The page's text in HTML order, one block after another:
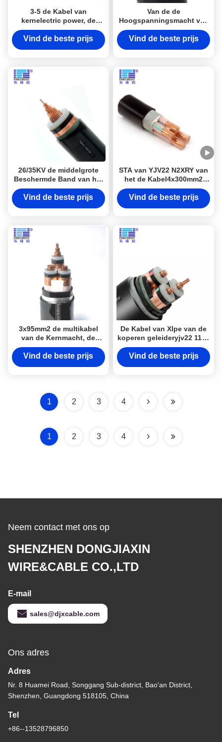
3-5 de Kabel van
kernelectric power, de
Gepantserde 10mm Kabel
van 0.6/1kv
Vind de beste prijs
Van de de
Hoogspanningsmacht van
YJV22/YJV Hv van het de
Kabelstaal de Riem
Vind de beste prijs
26/35KV de middelgrote
Beschermde Band van het
de Kabelkoper YJV22 van
de Voltagemacht
Vind de beste prijs
STA van YJV22 N2XRY van
het de Kabel4x300mm2
Staal van de Laag
Voltagemacht Vrij de Band
Vind de beste prijs
3x95mm2 de multikabel
van de Kernmacht, de
Gepantserde Xlpe Kabel
van 8.7/15KV
Vind de beste prijs
De Kabel van Xlpe van de
koperen geleideryjv22 11kv
3 Kern voor Bouw
Vind de beste prijs
1 2 3 4
1 2 3 4
Neem contact met ons op
SHENZHEN DONGJIAXIN
WIRE&CABLE CO.,LTD
E-mail
sales@djxcable.com
Ons adres
Adres
Nr. 8 Huamei Road, Songgang Sub-district, Bao'an District,
Shenzhen, Guangdong 518105, China
Tel
+86--13528796850